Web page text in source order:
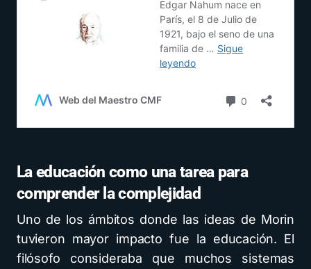
La educación como una tarea para
comprender la complejidad
Uno de los ámbitos donde las ideas de Morin
tuvieron mayor impacto fue la educación. El
filósofo consideraba que muchos sistemas